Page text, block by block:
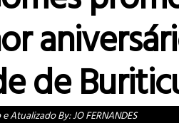
de
Atualizado By:JO FERNANDES